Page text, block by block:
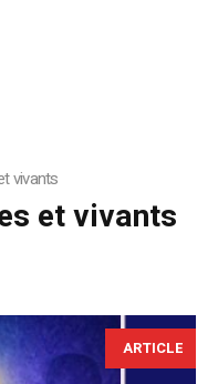
vivants
et vivants
ARTICLE